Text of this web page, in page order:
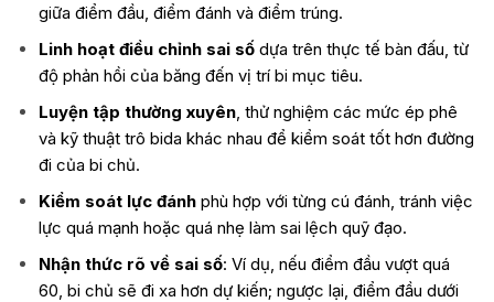
giữa điểm đầu, điểm đánh và điểm trúng.
Linh hoạt điều chỉnh sai sốdựa trên thực tế bàn đấu, từ
độ phản hồi của băng đến vị trí bi mục tiêu.
Luyện tập thường xuyên, thử nghiệm các mức ép phê
và kỹ thuật trô bida khác nhau để kiểm soát tốt hơn đường
đi của bi chủ.
Kiểm soát lực đánhphù hợp với từng cú đánh, tránh việc
lực quá mạnh hoặc quá nhẹ làm sai lệch quỹ đạo.
Nhận thức rõ về sai số: Ví dụ, nếu điểm đầu vượt quá
60, bi chủ sẽ đi xa hơn dự kiến; ngược lại, điểm đầu dưới